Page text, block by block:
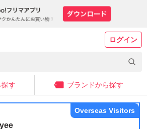
ログイン
す ブランドから探す
Overseas Visitors